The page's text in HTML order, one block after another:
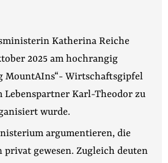
Katherina Reiche
2025 am hochrangig
MountAIns“- Wirtschaftsgipfel
Lebenspartner Karl-Theodor zu
wurde.
argumentieren, die
privat gewesen. Zugleich deuten